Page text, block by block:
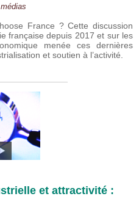
France ? Cette discussion
française depuis 2017 et sur les
menée ces dernières
et soutien à l’activité.
et attractivité :